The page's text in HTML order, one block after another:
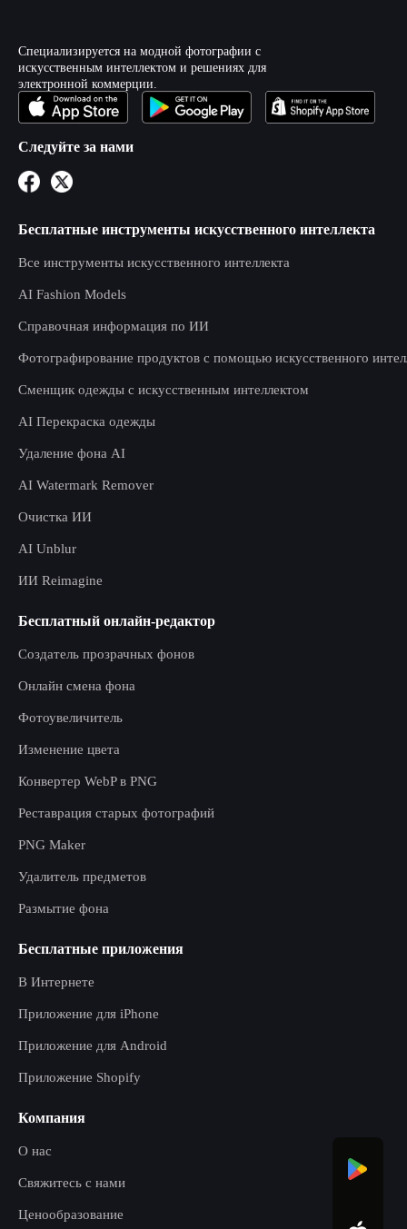
Специализируется на модной фотографии с
искусственным интеллектом и решениях для
электронной коммерции.
Следуйте за нами
Бесплатные инструменты искусственного интеллекта
Все инструменты искусственного интеллекта
AI Fashion Models
Справочная информация по ИИ
Фотографирование продуктов с помощью искусственного
Сменщик одежды с искусственным интеллектом
AI Перекраска одежды
Удаление фона AI
AI Watermark Remover
Очистка ИИ
AI Unblur
ИИ Reimagine
Бесплатный онлайн-редактор
Создатель прозрачных фонов
Онлайн смена фона
Фотоувеличитель
Изменение цвета
Конвертер WebP в PNG
Реставрация старых фотографий
PNG Maker
Удалитель предметов
Размытие фона
Бесплатные приложения
В Интернете
Приложение для iPhone
Приложение для Android
Приложение Shopify
Компания
О нас
Свяжитесь с нами
Ценообразование